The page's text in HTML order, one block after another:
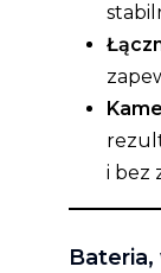
i bez
Bateria,